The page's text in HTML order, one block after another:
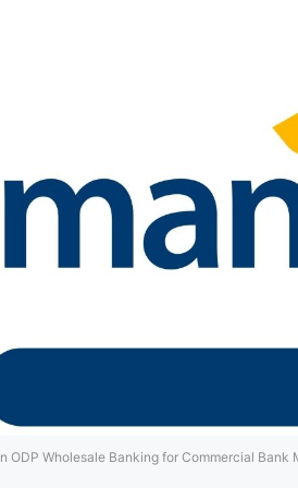
ODP Wholesale Banking for Commercial Bank